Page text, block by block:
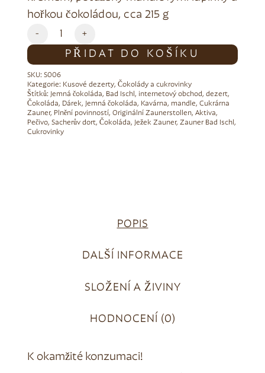
hořkou čokoládou, cca 215 g
- +
PŘIDAT DO KOŠÍKU
Alternative:
SKU: S006
Kategorie: Kusové dezerty, Čokolády a cukrovinky
Štítků: Jemná čokoláda, Bad Ischl , internetový obchod, dezert,
Čokoláda, Dárek, Jemná čokoláda, Kavárna, mandle, Cukrárna
Zauner, Plnění povinností, Originální Zaunerstollen, Aktiva,
Pečivo, Sacherův dort, Čokoláda, Ježek Zauner, Zauner Bad Ischl ,
Cukrovinky
POPIS
DALŠÍ INFORMACE
SLOŽENÍ A ŽIVINY
HODNOCENÍ (0)
K okamžité konzumaci!